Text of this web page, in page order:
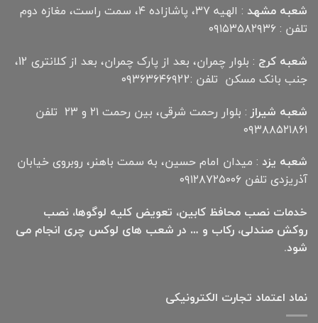
شعبه مشهد
: الهیه ۳۷، پاشازاده ۴، سمت راست، مغازه دوم
تلفن : ۰۹۱۵۳۵۸۲۹۳۶
شعبه کرج
: بلوار چمران، بعد از پارک چمران، بعد از کلانتری 12،
جنب بانک مسکن تلفن :۰۹۳۶۳۶۴۶۹22
شعبه شیراز
: بلوار رحمت شرقی، بین رحمت ۲۱ و ۲۳ تلفن
۰۹۳۸۸۵۲۱۸۶۱
شعبه یزد : میدان امام حسین، به سمت باهنر، روبروی خیابان
آذریزدی تلفن ۰۹۱۲۸۷۲۵۰۰۶
خدمات نصب محافظ کابین، تعویض کلیه لوگوها، نصب
روکش صندلی، رکاب و … در شعب های لوکس چری انجام می
شود.
نماد اعتماد تجارت الكترونیكی